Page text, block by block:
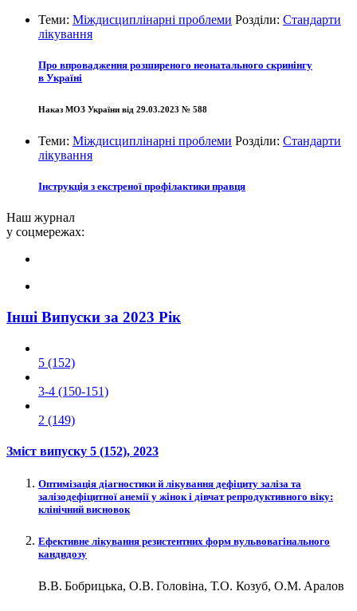
Теми: Міждисциплінарні проблеми Розділи: Стандарти
лікування
Про впровадження розширеного неонатального скринінгу
в Україні
Наказ МОЗ України від 29.03.2023 № 588
Теми: Міждисциплінарні проблеми Розділи: Стандарти
лікування
Інструкція з екстреної профілактики правця
Наш журнал
у соцмережах:
Інші Випуски за 2023 Рік
5 (152)
3-4 (150-151)
2 (149)
Зміст випуску 5 (152), 2023
Оптимізація діагностики й лікування дефіциту заліза та
залізодефіцитної анемії у жінок і дівчат репродуктивного віку:
клінічний висновок
Ефективне лікування резистентних форм вульвовагінального
кандидозу
В.В. Бобрицька, О.В. Головіна, Т.О. Козуб, О.М. Аралов